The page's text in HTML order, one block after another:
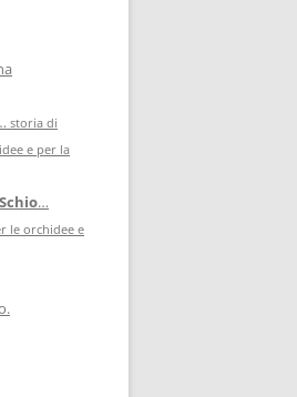
storia di
e per la
…
le orchidee e